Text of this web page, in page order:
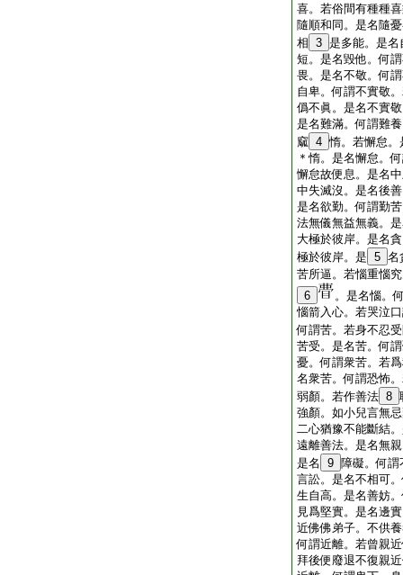
喜。若俗間有種種
隨順和同。是名隨
相 3 是多能。是名
短。是名毀他。何
畏。是名不敬。何
自卑。何謂不實敬
僞不眞。是名不實
是名難滿。何謂難
窳 4 惰。若懈怠。
＊惰。是名懈怠。
懈怠故便息。是名
中失滅沒。是名後
是名欲勤。何謂勤
法無儀無益無義。
大極於彼岸。是名
極於彼岸。是 5 名
苦所逼。若惱重惱
6
。是名惱。
惱箭入心。若哭泣
何謂苦。若身不忍
苦受。是名苦。何
憂。何謂衆苦。若
名衆苦。何謂恐怖
弱顏。若作善法 8
強顏。如小兒言無
二心猶豫不能斷結
遠離善法。是名無
是名
9 障礙。何
言訟。是名不相可
生自高。是名善妨
見爲堅實。是名邊
近佛佛弟子。不供
何謂近離。若曾親
拜後便廢退不復親